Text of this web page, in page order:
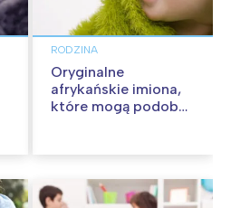
RODZINA
Oryginalne
afrykańskie imiona,
które mogą podobać